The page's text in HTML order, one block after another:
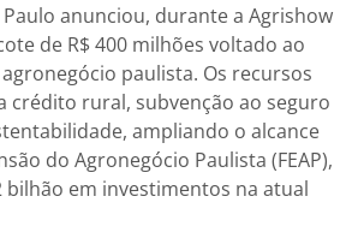
Paulo anunciou, durante a Agrishow
de R$ 400 milhões voltado ao
paulista. Os recursos
crédito rural, subvenção ao seguro
ampliando o alcance
do Agronegócio Paulista (FEAP),
bilhão em investimentos na atual